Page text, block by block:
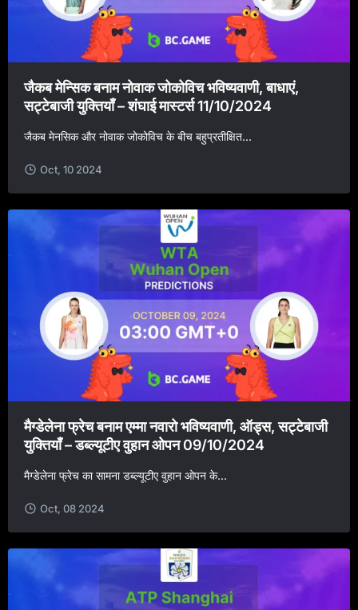
जैकब मेन्सिक बनाम नोवाक जोकोविच भविष्यवाणी, बाधाएं,
सट्टेबाजी युक्तियाँ – शंघाई मास्टर्स 11/10/2024
जैकब मेनसिक और नोवाक जोकोविच के बीच बहुप्रतीक्षित...
Oct, 10 2024
मैग्डेलेना फ्रेच बनाम एम्मा नवारो भविष्यवाणी, ऑड्स, सट्टेबाजी
युक्तियाँ – डब्ल्यूटीए वुहान ओपन 09/10/2024
मैग्डेलेना फ्रेच का सामना डब्ल्यूटीए वुहान ओपन के...
Oct, 08 2024